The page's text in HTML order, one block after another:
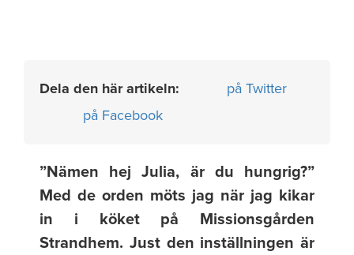
Dela den här artikeln:
på Twitter
på Facebook
”Nämen hej Julia, är du hungrig?”
Med de orden möts jag när jag kikar
in i köket på Missionsgården
Strandhem. Just den inställningen är